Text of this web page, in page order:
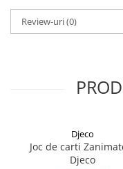
Review-uri(0)
Djeco
Joc de carti
Djeco